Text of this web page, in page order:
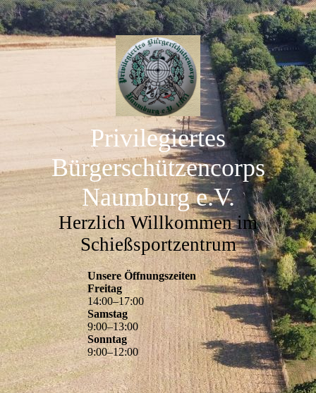
Privilegiertes
Bürgerschützencorps
Naumburg e.V.
Herzlich Willkommen im
Schießsportzentrum
Unsere Öffnungszeiten
Freitag
14:00–17:00
Samstag
9:00–13:00
Sonntag
9:00–12:00